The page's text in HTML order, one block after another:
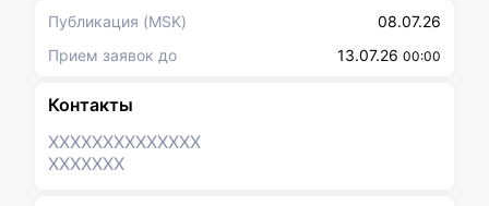
Публикация (MSK)
08.07.26
Прием заявок до
13.07.26 00:00
Контакты
XXXXXXXXXXXXXX
XXXXXXX